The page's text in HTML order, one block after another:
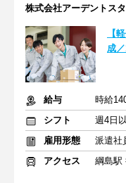
株式会社アーデントス
【
成
給与
時給
シフト
週4日
雇用形態
派遣社
アクセス
綱島駅